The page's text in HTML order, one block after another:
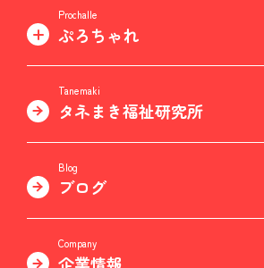
Prochalle
ぷろちゃれ
Tanemaki
タネまき福祉研究所
Blog
ブログ
Company
企業情報